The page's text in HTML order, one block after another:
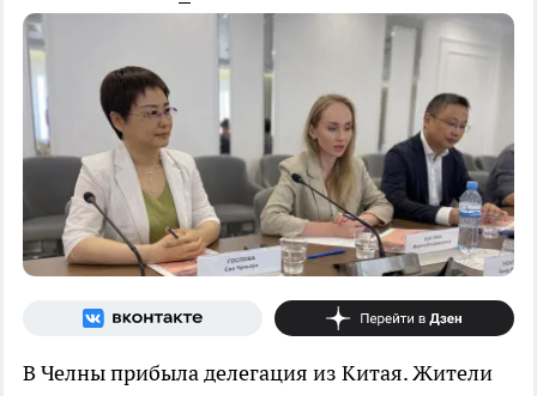
В Челны прибыла делегация из Китая. Жители